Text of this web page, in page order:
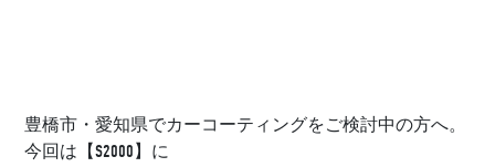
豊橋市・愛知県でカーコーティングをご検討中の方へ。
今回は【S2000】に